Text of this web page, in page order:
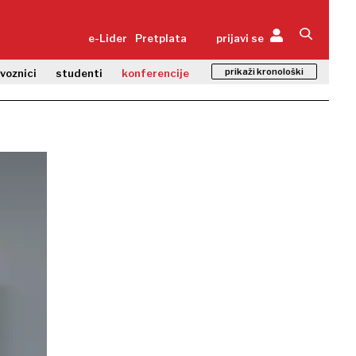
e-Lider Pretplata prijavi se
studenti konferencije prikaži kronološki